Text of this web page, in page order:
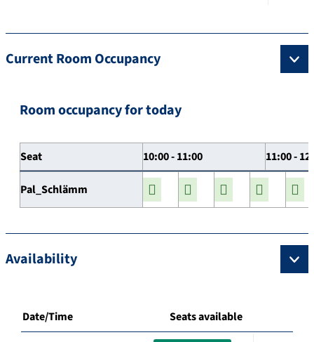
Current Room Occupancy
Room occupancy for today
Seat 10:00 - 11:00 11:00 -
Pal_Schlämm
Availability
Date/Time Seats available